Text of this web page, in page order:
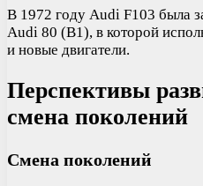
В 1972 году Audi F103 была
Audi 80 (B1), в которой
и новые двигатели.
Перспективы
смена поколений
Смена поколений